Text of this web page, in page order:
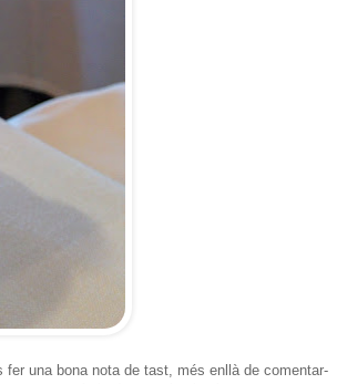
una bona nota de tast, més enllà de comentar-